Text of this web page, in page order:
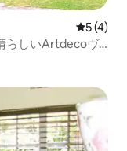
レビュー
5 (4)
らしいArtdecoヴ